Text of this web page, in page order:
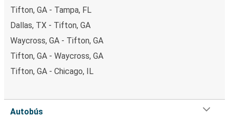
Tifton, GA - Tampa, FL
Dallas, TX - Tifton, GA
Waycross, GA - Tifton, GA
Tifton, GA - Waycross, GA
Tifton, GA - Chicago, IL
Autobús